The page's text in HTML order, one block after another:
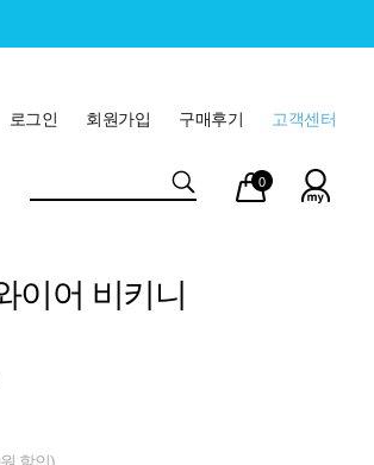
고객센터
구매후기
회원가입
로그인
마이
페이
장바
구니
0
이어 비키니